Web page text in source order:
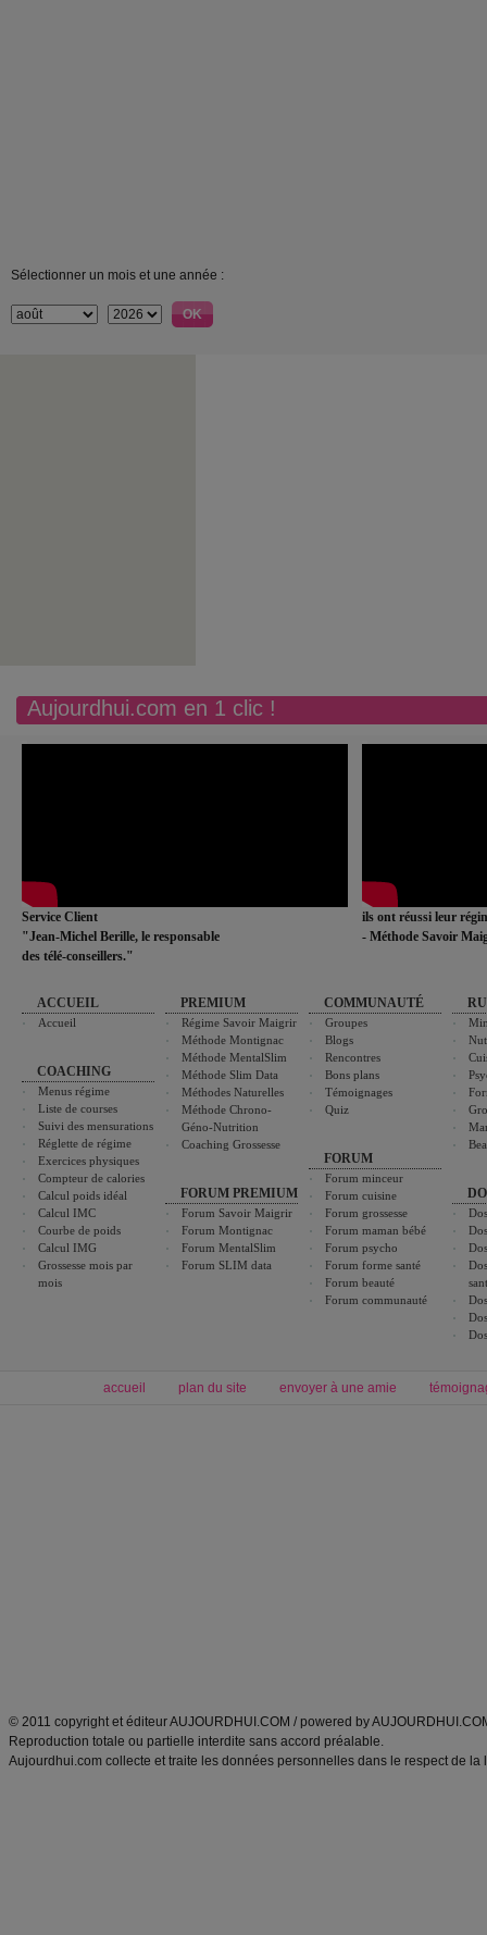
Sélectionner un mois et une année :
Aujourdhui.com en 1 clic !
Service Client
"Jean-Michel Berille, le responsable
des télé-conseillers."
ils ont réussi leur
- Méthode Savoir
ACCUEIL
Accueil
COACHING
Menus régime
Liste de courses
Suivi des mensurations
Réglette de régime
Exercices physiques
Compteur de calories
Calcul poids idéal
Calcul IMC
Courbe de poids
Calcul IMG
Grossesse mois par
mois
PREMIUM
Régime Savoir Maigrir
Méthode Montignac
Méthode MentalSlim
Méthode Slim Data
Méthodes Naturelles
Méthode Chrono-
Géno-Nutrition
Coaching Grossesse
FORUM PREMIUM
Forum Savoir Maigrir
Forum Montignac
Forum MentalSlim
Forum SLIM data
COMMUNAUTÉ
Groupes
Blogs
Rencontres
Bons plans
Témoignages
Quiz
FORUM
Forum minceur
Forum cuisine
Forum grossesse
Forum maman bébé
Forum psycho
Forum forme santé
Forum beauté
Forum communauté
accueil plan du site envoyer à une amie
© 2011 copyright et éditeur AUJOURDHUI.COM / powered by
Reproduction totale ou partielle interdite sans accord préalable.
Aujourdhui.com collecte et traite les données personnelles dans le respect de